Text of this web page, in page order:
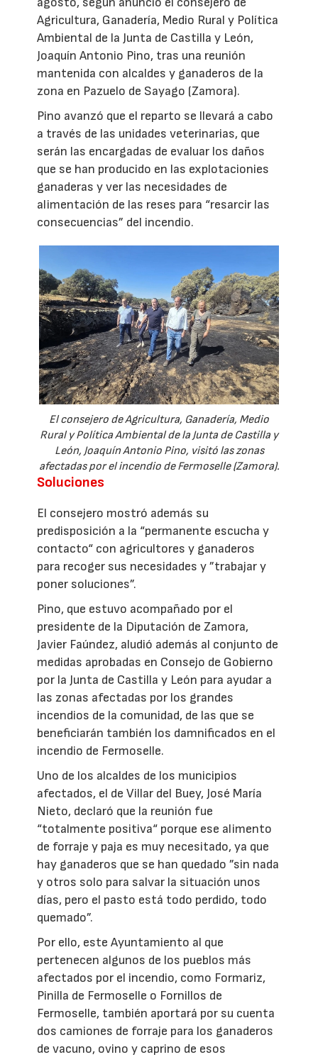
Agricultura, Ganadería, Medio Rural y Política
Ambiental de la Junta de Castilla y León,
Joaquín Antonio Pino, tras una reunión
mantenida con alcaldes y ganaderos de la
zona en Pazuelo de Sayago (Zamora).
Pino avanzó que el reparto se llevará a cabo
a través de las unidades veterinarias, que
serán las encargadas de evaluar los daños
que se han producido en las explotacionies
ganaderas y ver las necesidades de
alimentación de las reses para “resarcir las
consecuencias” del incendio.
El consejero de Agricultura, Ganadería, Medio
Rural y Política Ambiental de la Junta de Castilla y
León, Joaquín Antonio Pino, visitó las zonas
afectadas por el incendio de Fermoselle (Zamora).
Soluciones
El consejero mostró además su
predisposición a la “permanente escucha y
contacto“ con agricultores y ganaderos
para recoger sus necesidades y ”trabajar y
poner soluciones”.
Pino, que estuvo acompañado por el
presidente de la Diputación de Zamora,
Javier Faúndez, aludió además al conjunto de
medidas aprobadas en Consejo de Gobierno
por la Junta de Castilla y León para ayudar a
las zonas afectadas por los grandes
incendios de la comunidad, de las que se
beneficiarán también los damnificados en el
incendio de Fermoselle.
Uno de los alcaldes de los municipios
afectados, el de Villar del Buey, José María
Nieto, declaró que la reunión fue
“totalmente positiva“ porque ese alimento
de forraje y paja es muy necesitado, ya que
hay ganaderos que se han quedado ”sin nada
y otros solo para salvar la situación unos
días, pero el pasto está todo perdido, todo
quemado”.
Por ello, este Ayuntamiento al que
pertenecen algunos de los pueblos más
afectados por el incendio, como Formariz,
Pinilla de Fermoselle o Fornillos de
Fermoselle, también aportará por su cuenta
dos camiones de forraje para los ganaderos
de vacuno, ovino y caprino de esos